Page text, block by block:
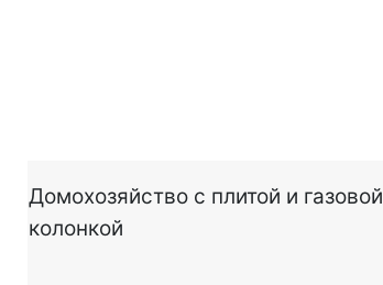
Домохозяйство с плитой и газовой
колонкой